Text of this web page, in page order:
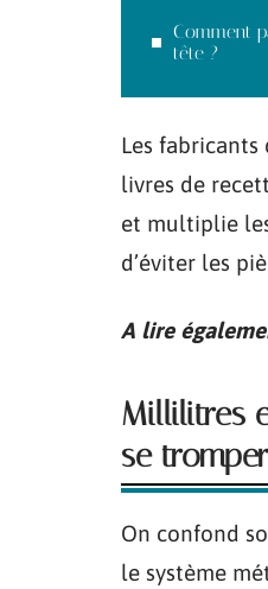
Comment
tête ?
Les
livres de
et multiplie
d’éviter les
A lire
Millilitres
se tromper
On confond
le système